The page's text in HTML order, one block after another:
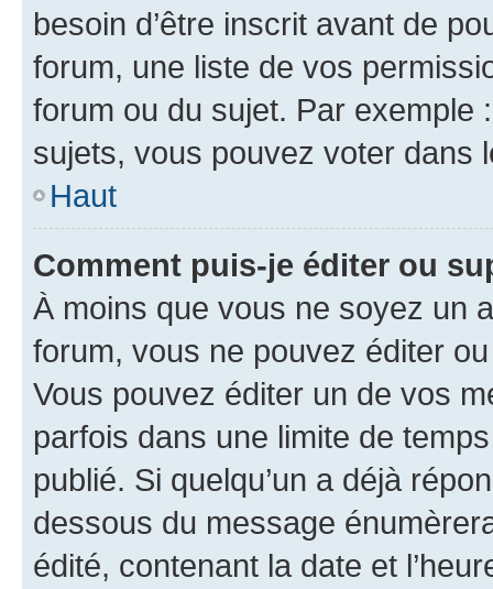
besoin d’être inscrit avant de
forum, une liste de vos
forum ou du sujet. Par exemple
sujets, vous pouvez voter dans
Haut
Comment puis-je éditer ou
À moins que vous ne soyez un
forum, vous ne pouvez éditer
Vous pouvez éditer un de vos
parfois dans une limite de
publié. Si quelqu’un a déjà
dessous du message
édité, contenant la date et